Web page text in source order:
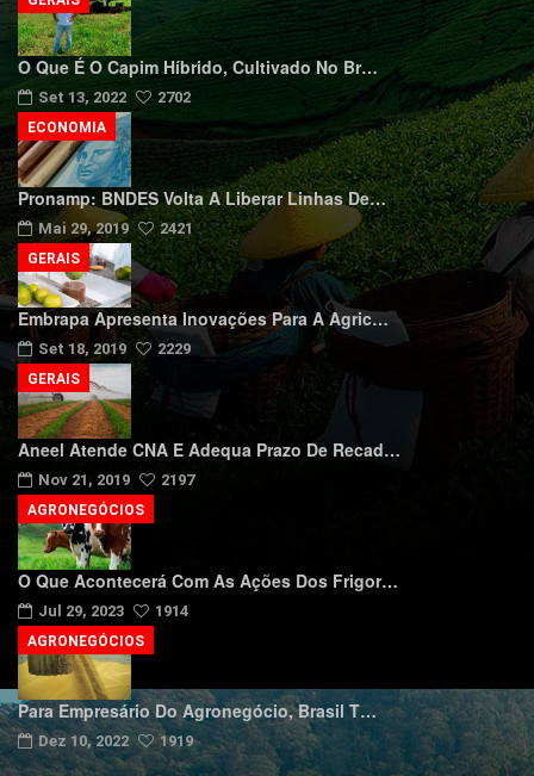
O Que É O Capim Híbrido, Cultivado No Br…
Set 13, 2022 2702
Pronamp: BNDES Volta A Liberar Linhas De…
Mai 29, 2019 2421
ECONOMIA
Embrapa Apresenta Inovações Para A Agric…
Set 18, 2019 2229
GERAIS
Aneel Atende CNA E Adequa Prazo De Recad…
Nov 21, 2019 2197
GERAIS
O Que Acontecerá Com As Ações Dos Frigor…
Jul 29, 2023 1914
AGRONEGÓCIOS
Para Empresário Do Agronegócio, Brasil T…
Dez 10, 2022 1919
AGRONEGÓCIOS